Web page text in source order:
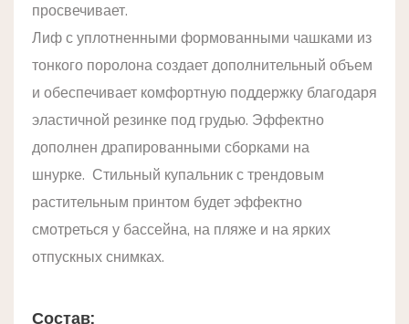
просвечивает.
Лиф с уплотненными формованными чашками из
тонкого поролона создает дополнительный объем
и обеспечивает комфортную поддержку благодаря
эластичной резинке под грудью. Эффектно
дополнен драпированными сборками на
шнурке. Стильный купальник с трендовым
растительным принтом будет эффектно
смотреться у бассейна, на пляже и на ярких
отпускных снимках.
Состав: